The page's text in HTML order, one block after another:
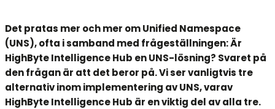
Det pratas mer och mer om Unified Namespace
(UNS), ofta i samband med frågeställningen: Är
HighByte Intelligence Hub en UNS-lösning? Svaret på
den frågan är att det beror på. Vi ser vanligtvis tre
alternativ inom implementering av UNS, varav
HighByte Intelligence Hub är en viktig del av alla tre.